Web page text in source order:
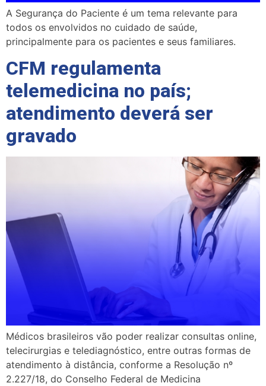
A Segurança do Paciente é um tema relevante para
todos os envolvidos no cuidado de saúde,
principalmente para os pacientes e seus familiares.
CFM regulamenta
telemedicina no país;
atendimento deverá ser
gravado
Médicos brasileiros vão poder realizar consultas online,
telecirurgias e telediagnóstico, entre outras formas de
atendimento à distância, conforme a Resolução nº
2.227/18, do Conselho Federal de Medicina